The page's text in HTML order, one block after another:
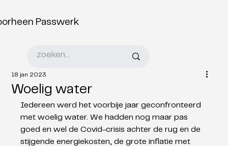
Passwerk
Woelig water
18 jan 2023
Iedereen werd het voorbije jaar geconfronteerd
met woelig water. We hadden nog maar pas
goed en wel de Covid-crisis achter de rug en de
stijgende energiekosten, de grote inflatie met